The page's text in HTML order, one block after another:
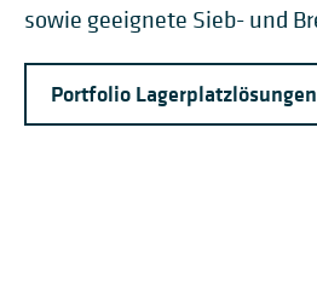
sowie geeignete Sieb- und
Portfolio Lagerplatzlösungen